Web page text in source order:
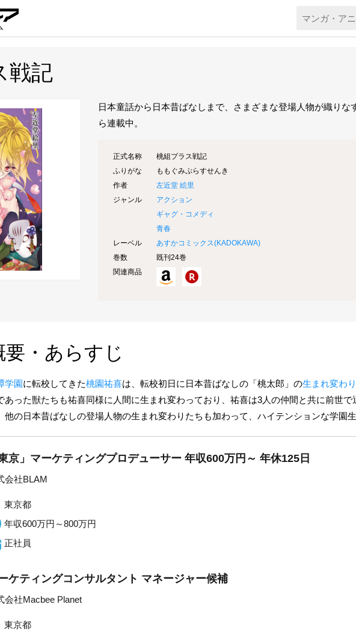
戦記
日本童話から日本昔ばなしまで、さまざまな登場人物が織り
ら連載中。
正式名称
桃組プラス戦記
ふりがな
ももぐみぷらすせんき
作者
左近堂 絵里
ジャンル
アクション
ギャグ・コメディ
青春
レーベル
あすかコミックス(KADOKAWA)
巻数
既刊24巻
関連商品
要・あらすじ
学園に転校してきた桃園祐喜は、転校初日に日本昔ばなしの「桃太郎」の生まれ変わり
あった獣たちも祐喜同様に人間に生まれ変わっており、祐喜は3人の仲間と共に前世で
他の日本昔ばなしの登場人物の生まれ変わりたちも加わって、ハイテンションな学園
東京」マーケティングプロデューサー 年収600万円～ 年休125日
会社BLAM
東京都
年収600万円～800万円
正社員
ケティングコンサルタント マネージャー候補
会社Macbee Planet
東京都